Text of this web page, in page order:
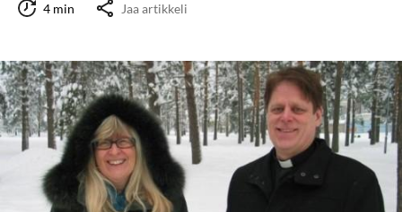
4 min Jaa artikkeli